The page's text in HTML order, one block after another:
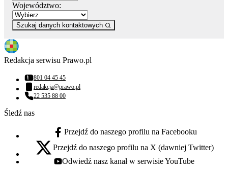
Województwo:
Szukaj danych kontaktowych
Redakcja serwisu Prawo.pl
Numer telefonu:
801 04 45 45
Adres email:
redakcja@prawo.pl
Numer telefonu:
22 535 88 00
Śledź nas
facebook - otwiera się w nowej karcie
Przejdź do naszego profilu na Facebooku
x - otwiera się w nowej karcie
Przejdź do naszego profilu na X (dawniej Twitter)
youtube - otwiera się w nowej karcie
Odwiedź nasz kanał w serwisie YouTube